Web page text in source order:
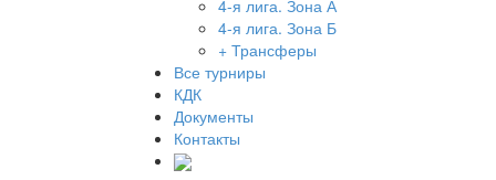
4-я лига. Зона А
4-я лига. Зона Б
+ Трансферы
Все турниры
КДК
Документы
Контакты